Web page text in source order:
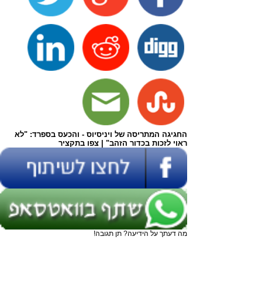
החגיגה המתריסה של ויניסיוס - והכעס בספרד: "לא
ראוי לזכות בכדור הזהב" | צפו בתקציר
מה דעתך על הידיעה? תן תגובה!